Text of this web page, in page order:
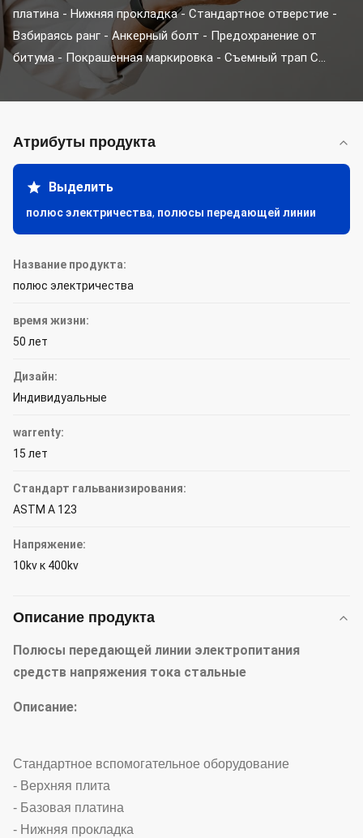
платина - Нижняя прокладка - Стандартное отверстие -
Взбираясь ранг - Анкерный болт - Предохранение от
битума - Покрашенная маркировка - Съемный трап С...
Атрибуты продукта
Выделить
полюс электричества, полюсы передающей линии
Название продукта:
полюс электричества
время жизни:
50 лет
Дизайн:
Индивидуальные
warrenty:
15 лет
Стандарт гальванизирования:
ASTM A 123
Напряжение:
10kv к 400kv
Описание продукта
Полюсы передающей линии электропитания
средств напряжения тока стальные
Описание:
Стандартное вспомогательное оборудование
- Верхняя плита
- Базовая платина
- Нижняя прокладка